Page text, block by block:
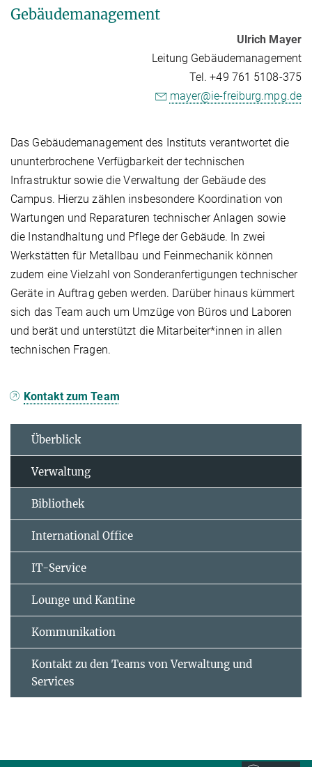
Gebäudemanagement
Ulrich Mayer
Leitung Gebäudemanagement
Tel. +49 761 5108-375
mayer@ie-freiburg.mpg.de
Das Gebäudemanagement des Instituts verantwortet die
ununterbrochene Verfügbarkeit der technischen
Infrastruktur sowie die Verwaltung der Gebäude des
Campus. Hierzu zählen insbesondere Koordination von
Wartungen und Reparaturen technischer Anlagen sowie
die Instandhaltung und Pflege der Gebäude. In zwei
Werkstätten für Metallbau und Feinmechanik können
zudem eine Vielzahl von Sonderanfertigungen technischer
Geräte in Auftrag geben werden. Darüber hinaus kümmert
sich das Team auch um Umzüge von Büros und Laboren
und berät und unterstützt die Mitarbeiter*innen in allen
technischen Fragen.
Kontakt zum Team
Überblick
Verwaltung
Bibliothek
International Office
IT-Service
Lounge und Kantine
Kommunikation
Kontakt zu den Teams von Verwaltung und
Services